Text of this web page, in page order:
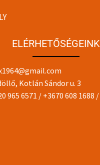
ELÉRHETŐSÉGEINK
Kotlán Sándor u. 3
965 6571 / +3670 608 1688 /